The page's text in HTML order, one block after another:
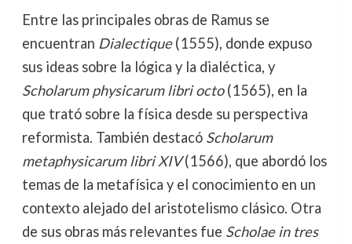
Entre las principales obras de Ramus se
encuentran Dialectique(1555), donde expuso
sus ideas sobre la lógica y la dialéctica, y
Scholarum physicarum libri octo(1565), en la
que trató sobre la física desde su perspectiva
reformista. También destacó Scholarum
metaphysicarum libri XIV(1566), que abordó los
temas de la metafísica y el conocimiento en un
contexto alejado del aristotelismo clásico. Otra
de sus obras más relevantes fue Scholae in tres